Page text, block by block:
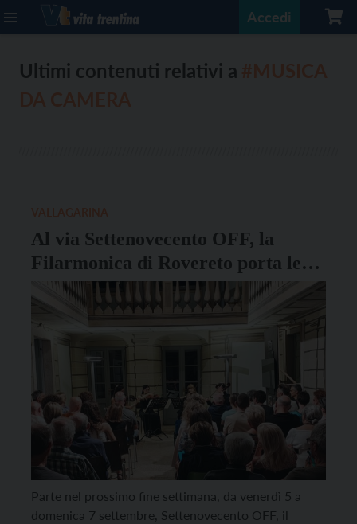
Accedi
Ultimi contenuti relativi a
Al via Settenovecento OFF, la
Filarmonica di Rovereto porta le
classi di musica da camera dei
Conservatori nei borghi della
Vallagarina
Parte nel prossimo fine settimana, da venerdì 5 a
domenica 7 settembre, Settenovecento OFF, il